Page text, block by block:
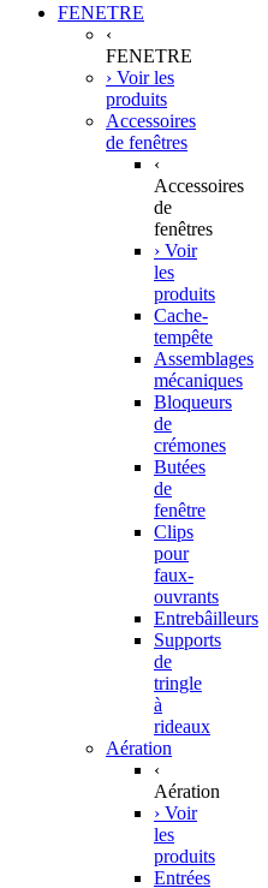
FENETRE
‹
FENETRE
› Voir les
produits
Accessoires
de fenêtres
‹
Accessoires
de
fenêtres
› Voir
les
produits
Cache-
tempête
Assemblages
mécaniques
Bloqueurs
de
crémones
Butées
de
fenêtre
Clips
pour
faux-
ouvrants
Entrebâilleurs
Supports
de
tringle
à
rideaux
Aération
‹
Aération
› Voir
les
produits
Entrées